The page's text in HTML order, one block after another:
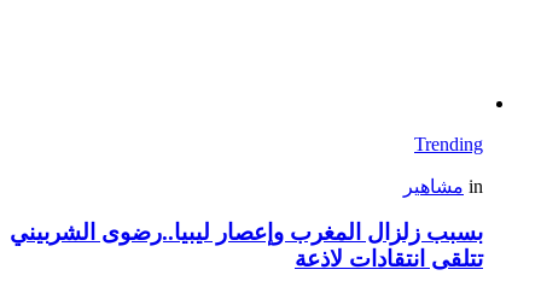
Trending
in مشاهير
بسبب زلزال المغرب وإعصار ليبيا..رضوى الشربيني
تتلقى انتقادات لاذعة